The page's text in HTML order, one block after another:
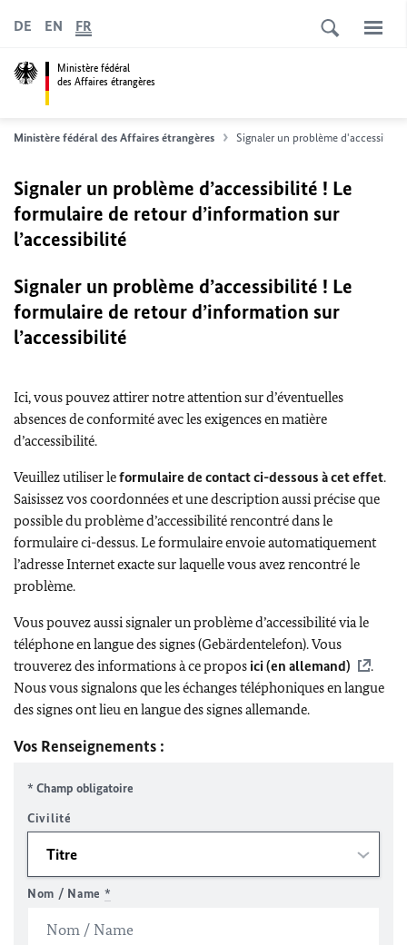
Ministère fédéral
des Affaires étrangères
DE EN FR
Ministère fédéral des Affaires étrangères Signaler un problème d'accessibilité
Signaler un problème d’accessibilité ! Le
formulaire de retour d’information sur
l’accessibilité
Signaler un problème d’accessibilité ! Le
formulaire de retour d’information sur
l’accessibilité
Ici, vous pouvez attirer notre attention sur d’éventuelles
absences de conformité avec les exigences en matière
d’accessibilité.
Veuillez utiliser leformulaire de contact ci-dessous à cet effet.
Saisissez vos coordonnées et une description aussi précise que
possible du problème d’accessibilité rencontré dans le
formulaire ci-dessus. Le formulaire envoie automatiquement
l’adresse Internet exacte sur laquelle vous avez rencontré le
problème.
Vous pouvez aussi signaler un problème d’accessibilité via le
téléphone en langue des signes (Gebärdentelefon). Vous
trouverez des informations à ce propos ici (en allemand)
.
Nous vous signalons que les échanges téléphoniques en langue
des signes ont lieu en langue des signes allemande.
Vos Renseignements :
* Champ obligatoire
Civilité
Nom / Name *